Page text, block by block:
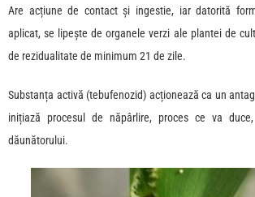
Are acțiune de contact și ingestie, iar datorită
aplicat, se lipește de organele verzi ale plantei de
de rezidualitate de minimum 21 de zile.
Substanța activă (tebufenozid) acționează ca un
inițiază procesul de năpârlire, proces ce va
dăunătorului.